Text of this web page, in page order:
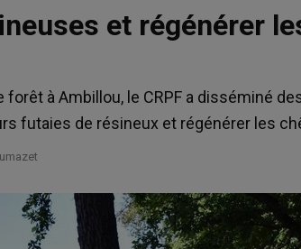
et régénérer
à Ambillou, le CRPF a disséminé
futaies de résineux et régénérer les